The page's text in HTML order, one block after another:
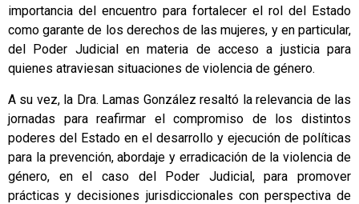
importancia del encuentro para fortalecer el rol del Estado
como garante de los derechos de las mujeres, y en particular,
del Poder Judicial en materia de acceso a justicia para
quienes atraviesan situaciones de violencia de género.
A su vez, la Dra. Lamas González resaltó la relevancia de las
jornadas para reafirmar el compromiso de los distintos
poderes del Estado en el desarrollo y ejecución de políticas
para la prevención, abordaje y erradicación de la violencia de
género, en el caso del Poder Judicial, para promover
prácticas y decisiones jurisdiccionales con perspectiva de